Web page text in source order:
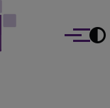
EINS
Menü